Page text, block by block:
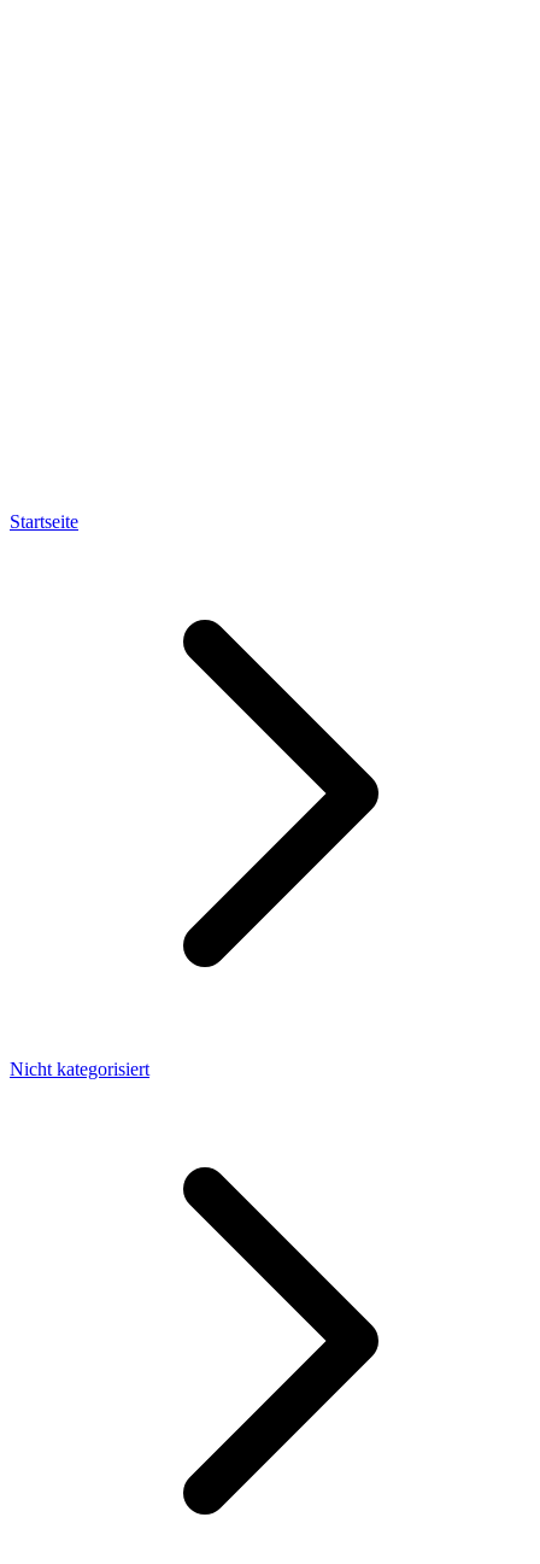
Startseite
Nicht kategorisiert